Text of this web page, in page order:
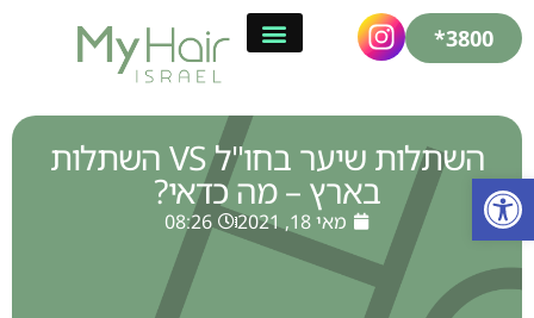
פתח סרגל נגישות
3800*
השתלות שיער בחו"ל VS השתלות
בארץ – מה כדאי?
מאי 18, 2021 08:26